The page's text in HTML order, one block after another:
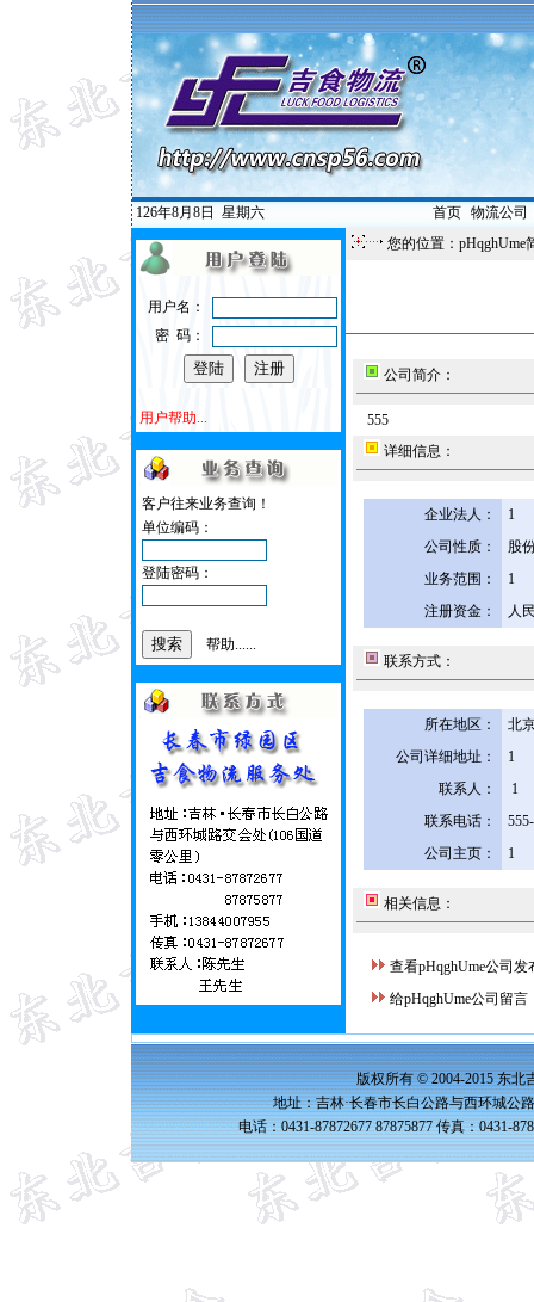
126年8月8日 星期六 首页| 物流公司
用户名：
密 码：
用户帮助...
客户往来业务查询！
单位编码：
登陆密码：
帮助......
您的位置：pHqghUme
公司简介：
555
详细信息：
企业法人：
1
公司性质：
股
业务范围：
1
注册资金：
人
联系方式：
所在地区：
北
公司详细地址：
1
联系人：
1
联系电话：
公司主页：
1
相关信息：
查看pHqghUme公司发
给pHqghUme公司留言
版权所有 © 2004-2015 东北
地址：吉林·长春市长白公路与西环城公
电话：0431-87872677 87875877 传真：0431-